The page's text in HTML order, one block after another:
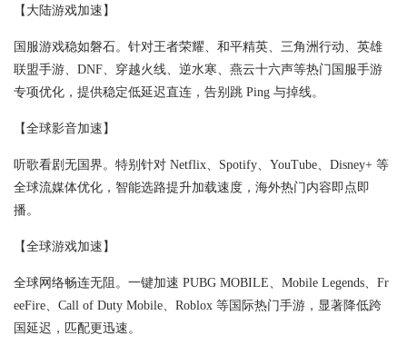
【大陆游戏加速】
国服游戏稳如磐石。针对王者荣耀、和平精英、三角洲行动、英雄
联盟手游、DNF、穿越火线、逆水寒、燕云十六声等热门国服手游
专项优化，提供稳定低延迟直连，告别跳 Ping 与掉线。
【全球影音加速】
听歌看剧无国界。特别针对 Netflix、Spotify、YouTube、Disney+ 等
全球流媒体优化，智能选路提升加载速度，海外热门内容即点即
播。
【全球游戏加速】
全球网络畅连无阻。一键加速 PUBG MOBILE、Mobile Legends、Fr
eeFire、Call of Duty Mobile、Roblox 等国际热门手游，显著降低跨
国延迟，匹配更迅速。